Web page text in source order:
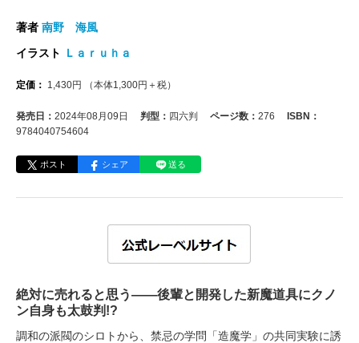
著者 南野 海風
イラスト
Ｌａｒｕｈａ
定価： 1,430円 （本体1,300円＋税）
発売日： 2024年08月09日 判型： 四六判 ページ数： 276
ISBN：
9784040754604
ポスト シェア 送る
絶対に売れると思う――後輩と開発した新魔道具にクノ
ン自身も太鼓判!?
調和の派閥のシロトから、禁忌の学問「造魔学」の共同実験に誘